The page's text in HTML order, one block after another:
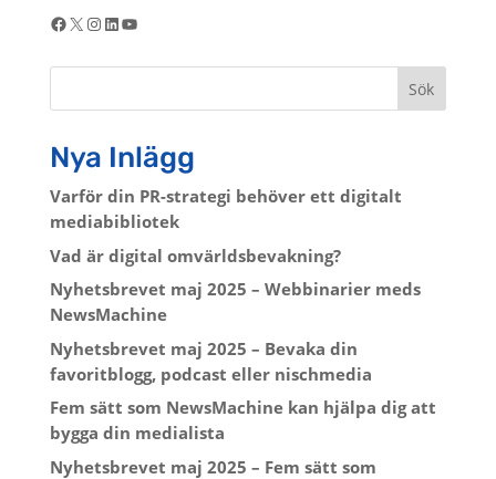
Facebook
X Instagram
LinkedIn
YouTube
Sök
Nya Inlägg
Varför din PR-strategi behöver ett digitalt
mediabibliotek
Vad är digital omvärldsbevakning?
Nyhetsbrevet maj 2025 – Webbinarier meds
NewsMachine
Nyhetsbrevet maj 2025 – Bevaka din
favoritblogg, podcast eller nischmedia
Fem sätt som NewsMachine kan hjälpa dig att
bygga din medialista
Nyhetsbrevet maj 2025 – Fem sätt som